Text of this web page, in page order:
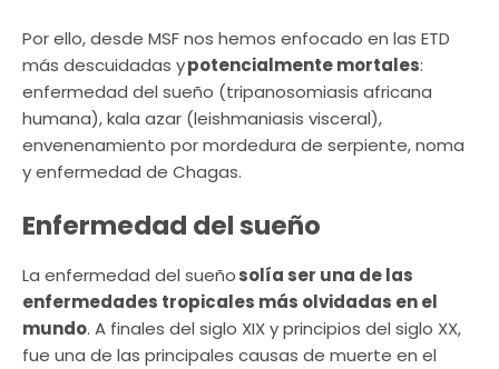
Por ello, desde MSF nos hemos enfocado en las ETD
más descuidadas ypotencialmente mortales:
enfermedad del sueño (tripanosomiasis africana
humana), kala azar (leishmaniasis visceral),
envenenamiento por mordedura de serpiente, noma
y enfermedad de Chagas.
Enfermedad del sueño
La enfermedad del sueñosolía ser una de las
enfermedades tropicales más olvidadas en el
mundo. A finales del siglo XIX y principios del siglo XX,
fue una de las principales causas de muerte en el